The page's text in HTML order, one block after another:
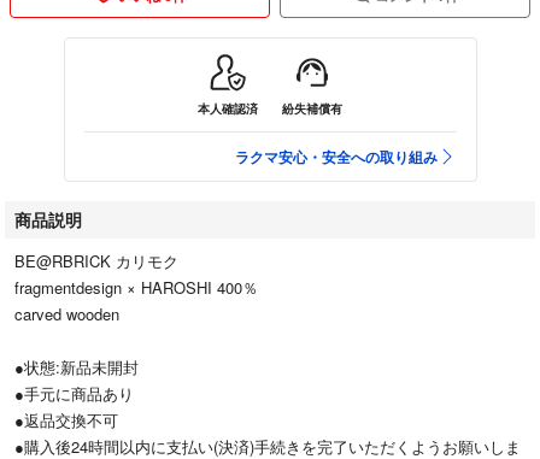
本人確認済 紛失補償有
ラクマ安心・安全への取り組み
商品説明
BE@RBRICK カリモク
fragmentdesign × HAROSHI 400％
carved wooden
●状態:新品未開封
●手元に商品あり
●返品交換不可
●購入後24時間以内に支払い(決済)手続きを完了いただくようお願いしま